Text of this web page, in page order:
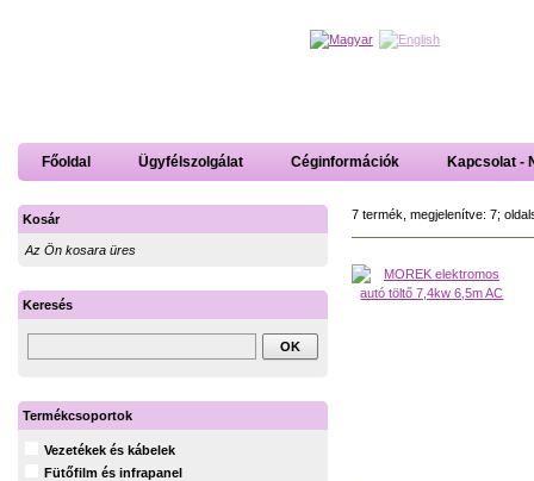
Főoldal Ügyfélszolgálat Céginformációk Kapcsolat -
7 termék, megjelenítve: 7;
Kosár
Az Ön kosara üres
Keresés
Termékcsoportok
Vezetékek és kábelek
Fütőfilm és infrapanel